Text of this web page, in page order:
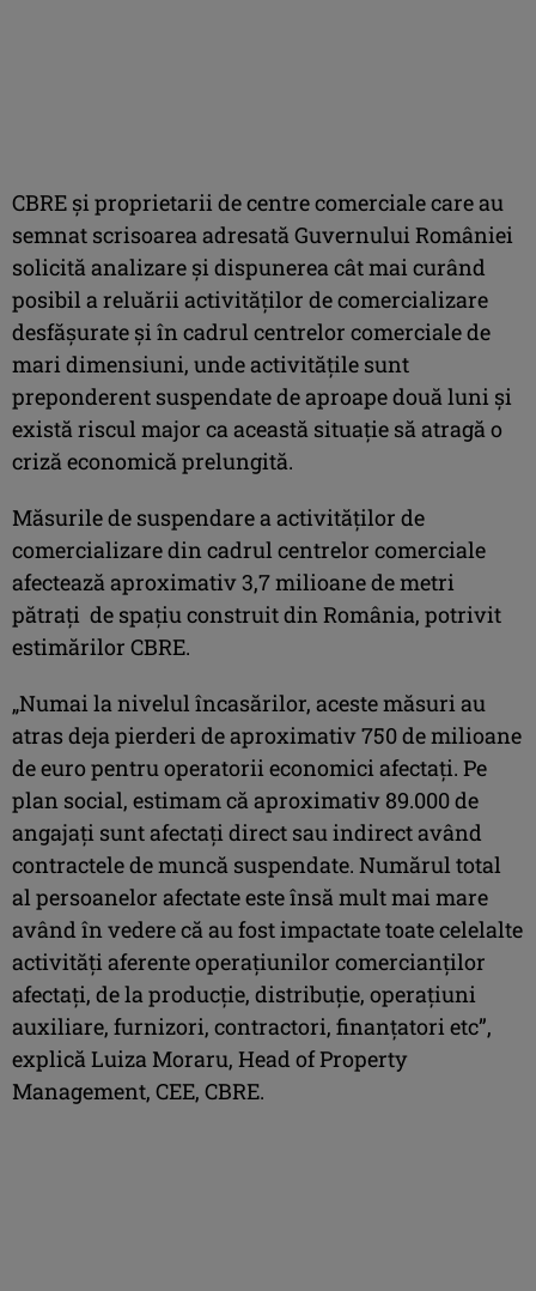
CBRE și proprietarii de centre comerciale care au
semnat scrisoarea adresată Guvernului României
solicită analizare și dispunerea cât mai curând
posibil a reluării activităților de comercializare
desfășurate și în cadrul centrelor comerciale de
mari dimensiuni, unde activitățile sunt
preponderent suspendate de aproape două luni și
există riscul major ca această situație să atragă o
criză economică prelungită.
Măsurile de suspendare a activităților de
comercializare din cadrul centrelor comerciale
afectează aproximativ 3,7 milioane de metri
pătrați de spațiu construit din România, potrivit
estimărilor CBRE.
„Numai la nivelul încasărilor, aceste măsuri au
atras deja pierderi de aproximativ 750 de milioane
de euro pentru operatorii economici afectați. Pe
plan social, estimam că aproximativ 89.000 de
angajați sunt afectați direct sau indirect având
contractele de muncă suspendate. Numărul total
al persoanelor afectate este însă mult mai mare
având în vedere că au fost impactate toate celelalte
activități aferente operațiunilor comercianților
afectați, de la producție, distribuție, operațiuni
auxiliare, furnizori, contractori, finanțatori etc”,
explică Luiza Moraru, Head of Property
Management, CEE, CBRE.